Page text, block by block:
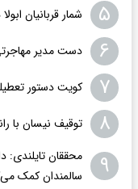
۵ شمار قربانیان ابولا در کنگو
۶ دست مدیر مهاجرتی با ۳۰۰
۷ کویت دستور
۸ توقیف نیسان با راننده ۱۲ساله
۹
سالمندان کمک